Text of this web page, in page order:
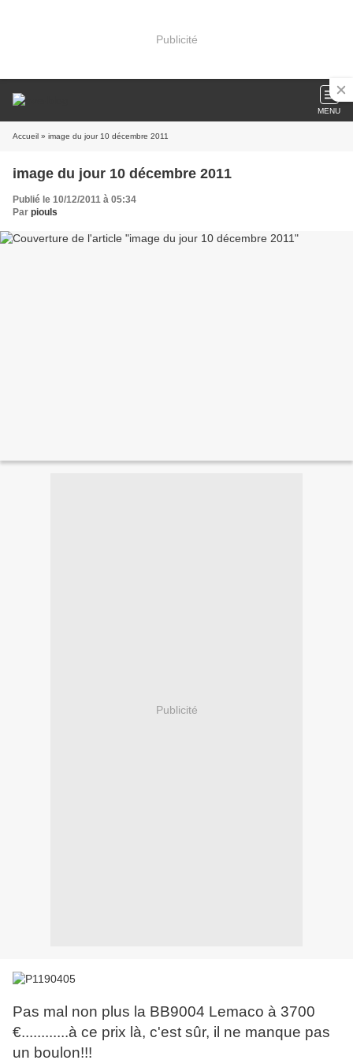
Publicité
MENU
Accueil » image du jour 10 décembre 2011
image du jour 10 décembre 2011
Publié le 10/12/2011 à 05:34
Par piouls
Publicité
Pas mal non plus la BB9004 Lemaco à 3700
€............à ce prix là, c'est sûr, il ne manque pas
un boulon!!!